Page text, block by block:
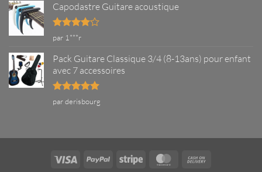
Capodastre Guitare acoustique
Note4
par 1***r
Pack Guitare Classique 3/4 (8-13ans) pour enfant
avec 7 accessoires
Note5sur
par derisbourg
Visa PayPal Stripe MasterCard